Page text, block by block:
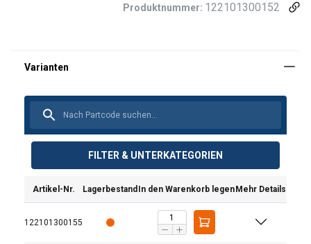
Produktnummer: 122101300152
FILTER & UNTERKATEGORIEN
Artikel-Nr. Lagerbestand In den Warenkorb legen Mehr Details
122101300155